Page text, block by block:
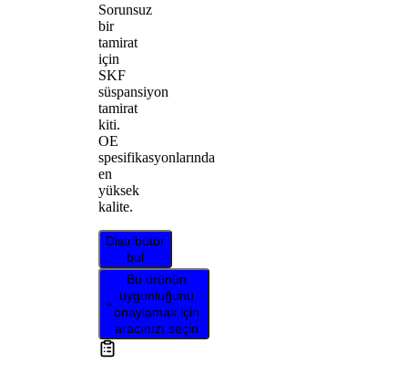
Sorunsuz
bir
tamirat
için
SKF
süspansiyon
tamirat
kiti.
OE
spesifikasyonlarında
en
yüksek
kalite.
Distribütör
bul
Bu ürünün
uygunluğunu
onaylamak için
aracınızı seçin